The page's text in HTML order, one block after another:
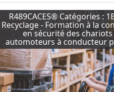
R489CACES® Catégories :
Recyclage - Formation à la
en sécurité des chariots
automoteurs à conducteur